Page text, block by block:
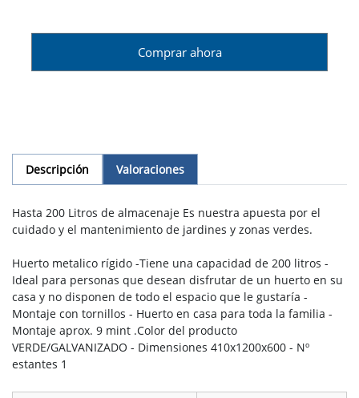
Comprar ahora
Descripción Valoraciones
Hasta 200 Litros de almacenaje Es nuestra apuesta por el
cuidado y el mantenimiento de jardines y zonas verdes.
Huerto metalico rígido -Tiene una capacidad de 200 litros -
Ideal para personas que desean disfrutar de un huerto en su
casa y no disponen de todo el espacio que le gustaría -
Montaje con tornillos - Huerto en casa para toda la familia -
Montaje aprox. 9 mint .Color del producto
VERDE/GALVANIZADO - Dimensiones 410x1200x600 - Nº
estantes 1